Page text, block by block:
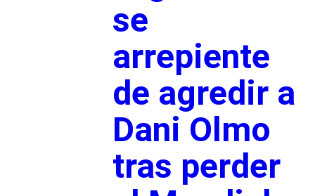
se
arrepiente
de agredir a
Dani Olmo
tras perder